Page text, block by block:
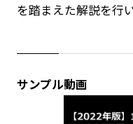
を踏まえた解説を行い
サンプル動画